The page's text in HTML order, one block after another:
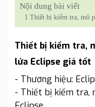
Nội dung bài viết
1 Thiết bị kiểm tra, mô
Thiết bị kiểm tra,
lửa Eclipse giá tốt
- Thương hiệu:
- Thiết bị kiểm tra,